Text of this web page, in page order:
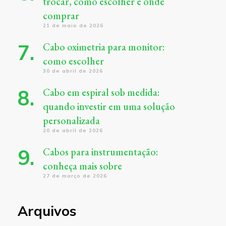
comprar
21 de maio de 2026
Cabo oximetria para monitor:
como escolher
30 de abril de 2026
Cabo em espiral sob medida:
quando investir em uma solução
personalizada
20 de abril de 2026
Cabos para instrumentação:
conheça mais sobre
27 de março de 2026
Arquivos